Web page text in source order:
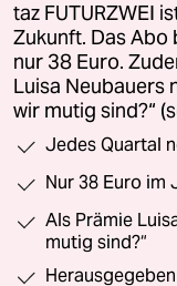
taz FUTURZWEI
Zukunft. Das
nur 38 Euro.
Luisa Neubauers
wir mutig sind?“
Jedes Quartal
Nur 38 Euro im
Als Prämie
mutig sind?“